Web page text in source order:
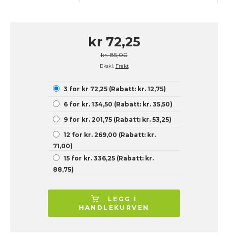
kr 72,25
kr. 85,00
Ekskl. Frakt
3 for kr 72,25 (Rabatt: kr. 12,75)
6 for kr. 134,50 (Rabatt: kr. 35,50)
9 for kr. 201,75 (Rabatt: kr. 53,25)
12 for kr. 269,00 (Rabatt: kr.
71,00)
15 for kr. 336,25 (Rabatt: kr.
88,75)
LEGG I
HANDLEKURVEN